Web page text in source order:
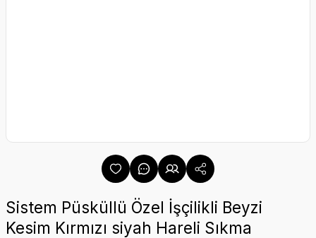
Sistem Püsküllü Özel İşçilikli Beyzi
Kesim Kırmızı siyah Hareli Sıkma